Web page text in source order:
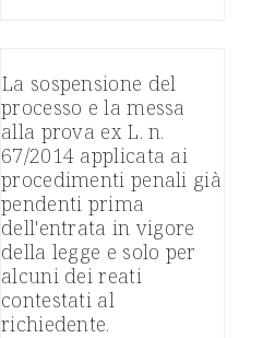
La sospensione del
processo e la messa
alla prova ex L. n.
67/2014 applicata ai
procedimenti penali già
pendenti prima
dell'entrata in vigore
della legge e solo per
alcuni dei reati
contestati al
richiedente.